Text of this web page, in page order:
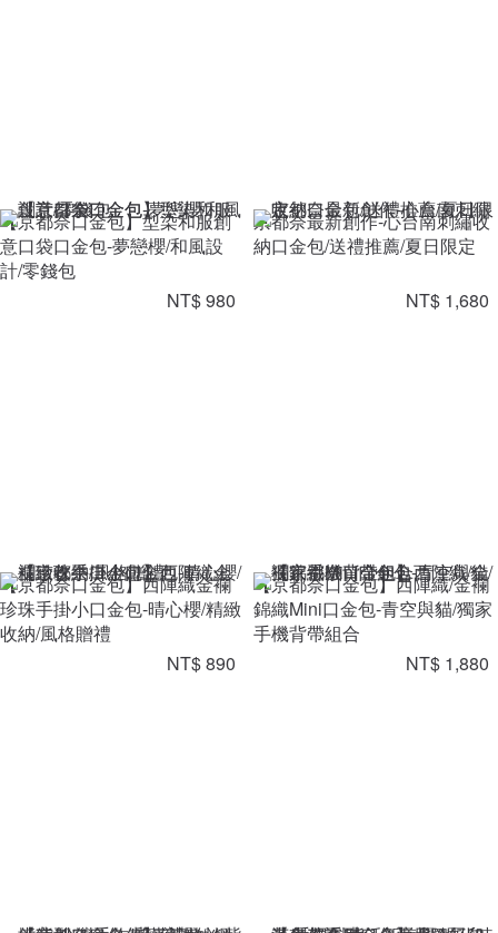
【京都奈口金包】型染和服創
意口袋口金包-夢戀櫻/和風設
計/零錢包
NT$ 980
京都奈最新創作-心台南刺繡收
納口金包/送禮推薦/夏日限定
NT$ 1,680
【京都奈口金包】西陣織金襴
珍珠手掛小口金包-晴心櫻/精緻
收納/風格贈禮
NT$ 890
【京都奈口金包】西陣織/金襴
錦織Mini口金包-青空與貓/獨家
手機背帶組合
NT$ 1,880